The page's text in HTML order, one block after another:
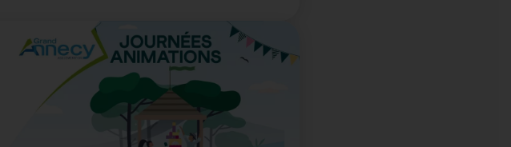
écologiques et amusantes, adaptées aux
besoins de demain.